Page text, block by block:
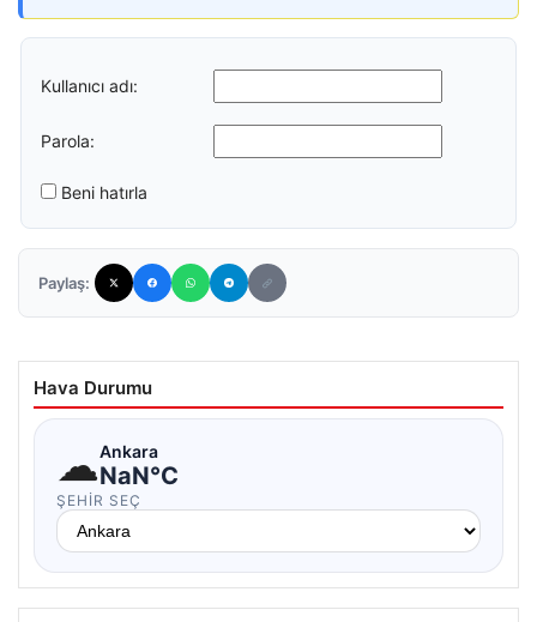
Kullanıcı adı:
Parola:
Beni hatırla
Paylaş:
Hava Durumu
☁Ankara
NaN°C
ŞEHIR SEÇ